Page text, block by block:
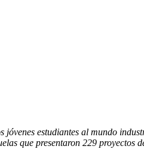
estudiantes al mundo
que presentaron 229 proyectos